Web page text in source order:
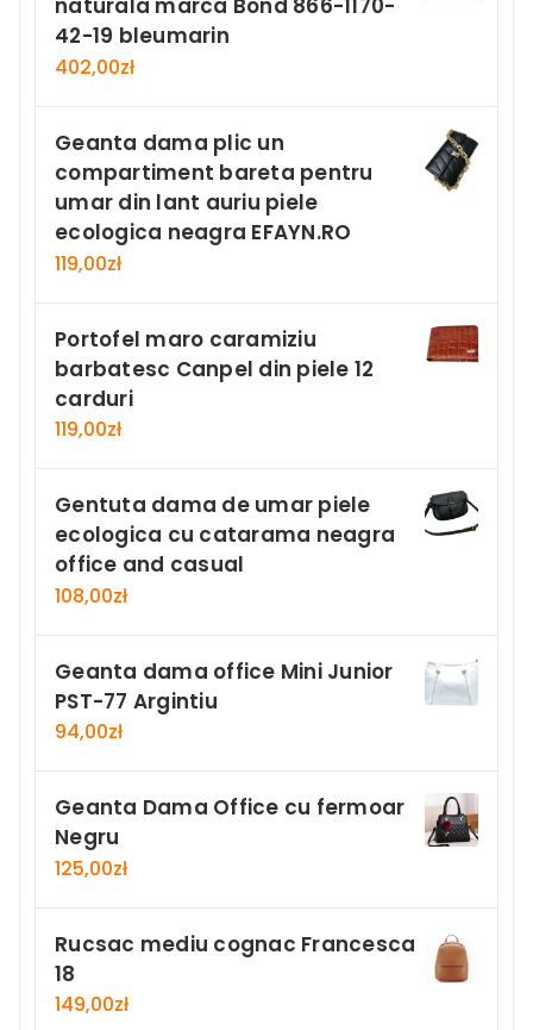
naturala marca Bond 866-1170-
42-19 bleumarin
402,00zł
Geanta dama plic un
compartiment bareta pentru
umar din lant auriu piele
ecologica neagra EFAYN.RO
119,00zł
Portofel maro caramiziu
barbatesc Canpel din piele 12
carduri
119,00zł
Gentuta dama de umar piele
ecologica cu catarama neagra
office and casual
108,00zł
Geanta dama office Mini Junior
PST-77 Argintiu
94,00zł
Geanta Dama Office cu fermoar
Negru
125,00zł
Rucsac mediu cognac Francesca
18
149,00zł